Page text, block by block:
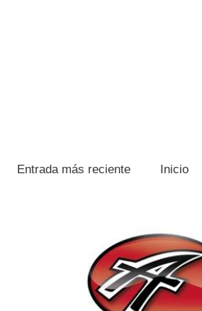
Entrada más reciente Inicio